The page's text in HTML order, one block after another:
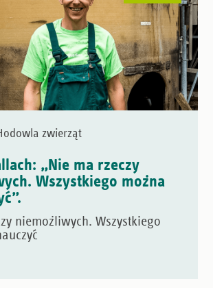
zwierząt
„Nie ma rzeczy
Wszystkiego można
niemożliwych. Wszystkiego